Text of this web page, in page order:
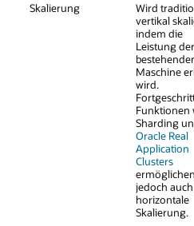
Skalierung
Wird
vertikal
indem die
Leistung der
Maschine
wird.
Funktionen
Sharding
Oracle Real
Application
Clusters
ermöglichen
jedoch auch
horizontale
Skalierung.